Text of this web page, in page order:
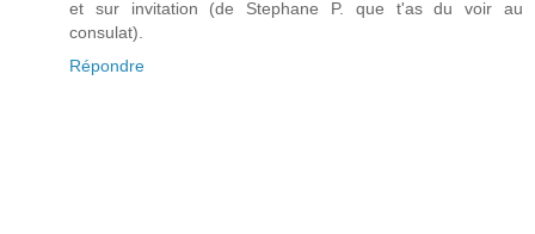
et sur invitation (de Stephane P. que t'as du voir au
consulat).
Répondre